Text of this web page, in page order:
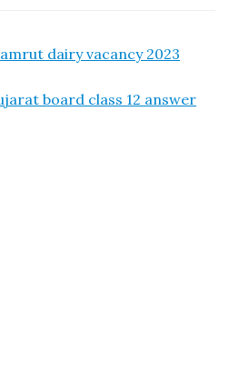
dairy vacancy 2023
board class 12 answer